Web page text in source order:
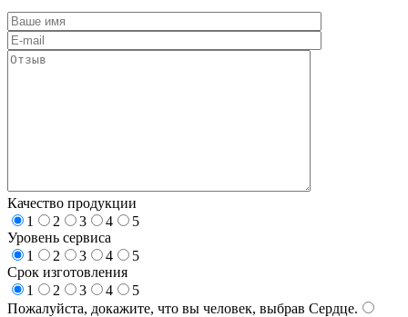
Качество продукции
1
2 3 4
5
Уровень сервиса
1
2 3 4
5
Срок изготовления
1
2 3 4
5
Пожалуйста, докажите, что вы человек, выбрав Сердце.